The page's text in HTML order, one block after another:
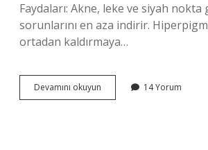
Faydaları: Akne, leke ve siyah nokta
sorunlarını en aza indirir.
ortadan kaldırmaya…
Devamını okuyun
Işe
14 Yorum